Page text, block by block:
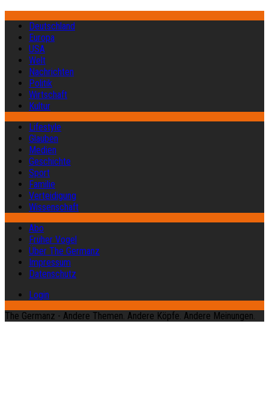
Deutschland
Europa
USA
Welt
Nachrichten
Politik
Wirtschaft
Kultur
Lifestyle
Glauben
Medien
Geschichte
Sport
Familie
Verteidigung
Wissenschaft
Abo
Früher Vogel
Über The Germanz
Impressum
Datenschutz
Login
The Germanz - Andere Themen. Andere Köpfe. Andere Meinungen.